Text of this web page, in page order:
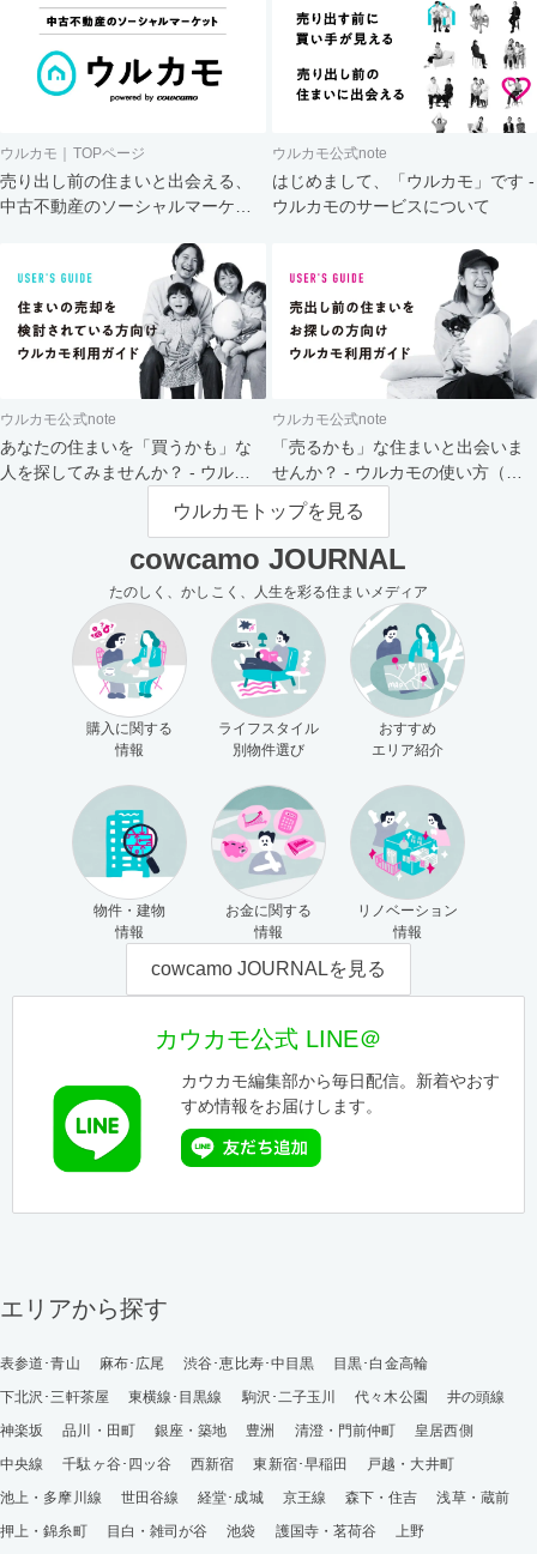
ウルカモ｜TOPページ
売り出し前の住まいと出会える、
中古不動産のソーシャルマーケッ
ウルカモ公式note
はじめまして、「ウルカモ」です -
ウルカモのサービスについて
ウルカモ公式note
あなたの住まいを「買うかも」な
人を探してみませんか？ - ウルカ
ウルカモ公式note
「売るかも」な住まいと出会いま
せんか？ - ウルカモの使い方（買
主さま向け）
ウルカモトップを見る
cowcamo JOURNAL
たのしく、かしこく、人生を彩る住まいメディア
購入に関する
情報
ライフスタイル
別物件選び
おすすめ
エリア紹介
物件・建物
情報
お金に関する
情報
リノベーション
情報
cowcamo JOURNALを見る
カウカモ公式 LINE＠
カウカモ編集部から毎日配信。新着やおす
すめ情報をお届けします。
エリアから探す
表参道･青山 麻布･広尾 渋谷･恵比寿･中目黒
目黒･白金高輪
下北沢･三軒茶屋
東横線･目黒線 駒沢･二子玉川 代々木公園
井の頭線
神楽坂
品川・田町 銀座・築地 豊洲 清澄・門前仲町
皇居西側
中央線
千駄ヶ谷･四ッ谷 西新宿 東新宿･早稲田
戸越・大井町
池上・多摩川線
世田谷線 経堂･成城 京王線 森下・住吉
浅草・蔵前
押上・錦糸町
目白・雑司が谷 池袋 護国寺・茗荷谷
上野